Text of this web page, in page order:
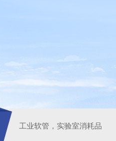
工业软管，实验室消耗品